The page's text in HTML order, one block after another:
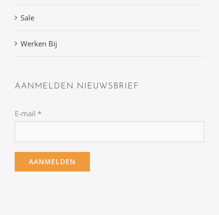
Sale
Werken Bij
AANMELDEN NIEUWSBRIEF
E-mail *